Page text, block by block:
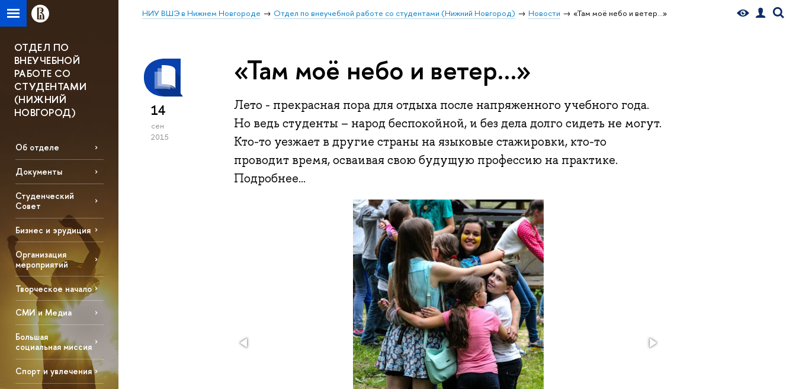
НИУ ВШЭ в Нижнем Новгороде Отдел по внеучебной работе со студентами (Нижний Новгород) Новости «Там моё небо и ветер…»
ОТДЕЛ ПО
ВНЕУЧЕБНОЙ
РАБОТЕ СО
СТУДЕНТАМИ
(НИЖНИЙ
НОВГОРОД)
Об отделе
Документы
Студенческий
Совет
Бизнес и эрудиция
Организация
мероприятий
Творческое начало
СМИ и Медиа
Большая
социальная миссия
Спорт и увлечения
14
сен
2015
«Там моё небо и ветер…»
Лето - прекрасная пора для отдыха после напряженного учебного года.
Но ведь студенты – народ беспокойной, и без дела долго сидеть не могут.
Кто-то уезжает в другие страны на языковые стажировки, кто-то
проводит время, осваивая свою будущую профессию на практике.
Подробнее...